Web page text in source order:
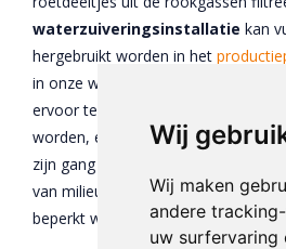
Wij
Wij maken
andere
uw surfervaring
waterzuiveringsinstallatie kan
hergebruikt worden in het
in onze wingebieden beschermen
ervoor te zorgen dat de afgegraven
worden, en wel op zo’n manier dat
zijn gang kan gaan. Ook zien we
van milieuschadelijke stoffen in de
beperkt wordt.